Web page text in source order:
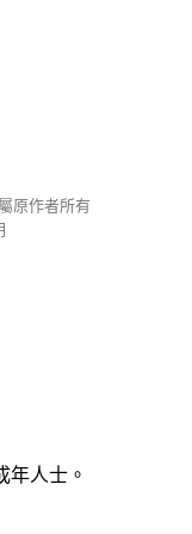
原作者所有
年人士。